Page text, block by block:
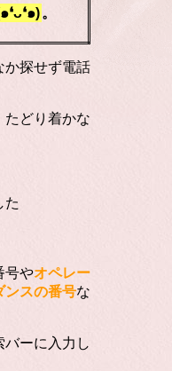
❛ᴗ❛๑)。
か探せず電話
たどり着かな
た
号やオペレー
ンスの番号な
ーに入力し